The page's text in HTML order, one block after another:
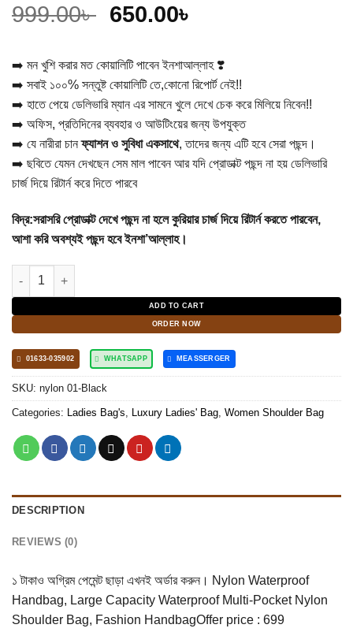
999.00৳ Original
was:
999.00৳ .
650.00৳
is:
650.00৳ .
➡️ মন খুশি করার মত কোয়ালিটি পাবেন ইনশাআল্লাহ ❣️
➡️ সবাই ১০০% সন্তুষ্ট কোয়ালিটি তে,কোনো রিপোর্ট নেই!!
➡️ হাতে পেয়ে ডেলিভারি ম্যান এর সামনে খুলে দেখে চেক করে মিলিয়ে নিবেন!!
➡️ অফিস, প্রতিদিনের ব্যবহার ও আউটিংয়ের জন্য উপযুক্ত
➡️ যে নারীরা চানফ্যাশন ও সুবিধা একসাথে, তাদের জন্য এটি হবে সেরা পছন্দ।
➡️ ছবিতে যেমন দেখছেন সেম মাল পাবেন আর যদি প্রোডাক্ট পছন্দ না হয় ডেলিভারি
চার্জ দিয়ে রিটার্ন করে দিতে পারবে
বিদ্র:সরাসরি প্রোডাক্ট দেখে পছন্দ না হলে কুরিয়ার চার্জ দিয়ে রিটার্ন করতে পারবেন,
আশা করি অবশ্যই পছন্দ হবে ইনশা’আল্লাহ।
Large capacity Shoulder Bag (Black color) quantity
ADD TO CART
ORDER NOW
01633-035902 WHATSAPP MEASSERGER
SKU: nylon 01-Black
Categories: Ladies Bag's, Luxury Ladies' Bag, Women Shoulder Bag
DESCRIPTION
REVIEWS (0)
১ টাকাও অগ্রিম পেমেন্ট ছাড়া এখনই অর্ডার করুন। Nylon Waterproof
Handbag, Large Capacity Waterproof Multi-Pocket Nylon
Shoulder Bag, Fashion HandbagOffer price : 699